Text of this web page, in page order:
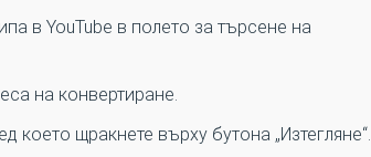
в YouTube в полето за търсене на
на конвертиране.
което щракнете върху бутона „Изтегляне“.